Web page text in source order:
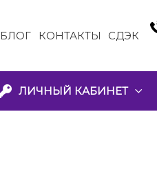
БЛОГ КОНТАКТЫ СДЭК
ЛИЧНЫЙ КАБИНЕТ